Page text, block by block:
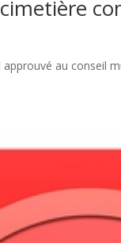
au conseil